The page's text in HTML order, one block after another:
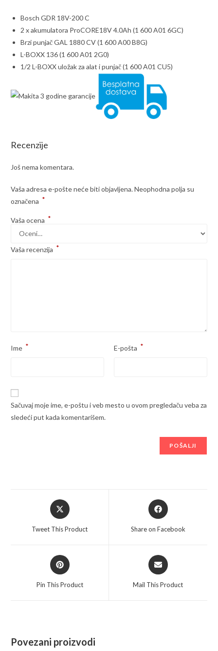
Bosch GDR 18V-200 C
2 x akumulatora ProCORE18V 4.0Ah (1 600 A01 6GC)
Brzi punjač GAL 1880 CV (1 600 A00 B8G)
L-BOXX 136 (1 600 A01 2G0)
1/2 L-BOXX uložak za alat i punjač (1 600 A01 CU5)
Recenzije
Još nema komentara.
Vaša adresa e-pošte neće biti objavljena. Neophodna polja su
označena *
Vaša ocena *
Vaša recenzija *
Ime * E-pošta *
Sačuvaj moje ime, e-poštu i veb mesto u ovom pregledaču veba za
sledeći put kada komentarišem.
Opens
in
Tweet This Product
Opens
in
Share on Facebook
Opens
in
Pin This Product
Opens
in
Mail This Product
Povezani proizvodi